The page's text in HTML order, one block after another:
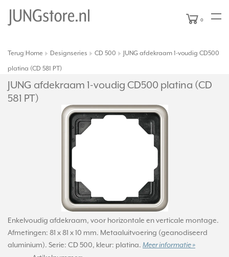
0
Terug Home Designseries CD 500 JUNG afdekraam 1-voudig CD500
platina (CD 581 PT)
JUNG afdekraam 1-voudig CD500 platina (CD
581 PT)
Enkelvoudig afdekraam, voor horizontale en verticale montage.
Afmetingen: 81 x 81 x 10 mm. Metaaluitvoering (geanodiseerd
aluminium). Serie: CD 500, kleur: platina. Meer informatie »